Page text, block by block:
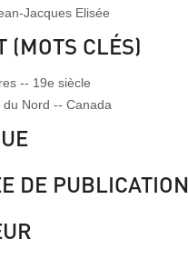
Jacques Elisée
(MOTS CLÉS)
-- 19e siècle
du Nord -- Canada
DE PUBLICATION